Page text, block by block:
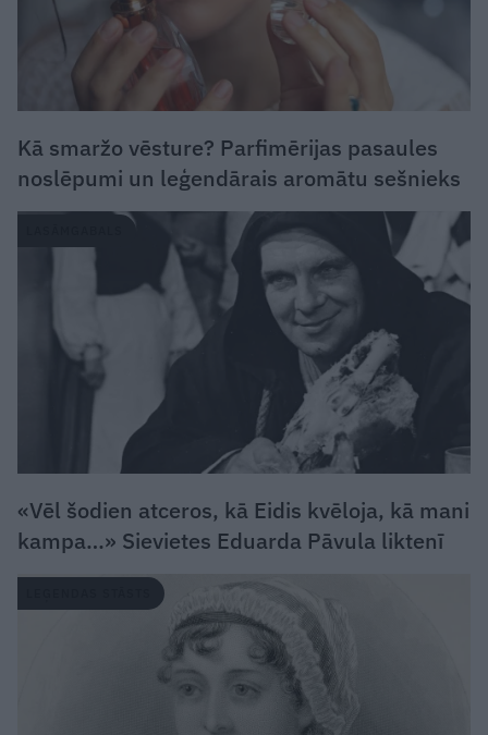
Kā smaržo vēsture? Parfimērijas pasaules
noslēpumi un leģendārais aromātu sešnieks
«Vēl šodien atceros, kā Eidis kvēloja, kā mani
kampa…» Sievietes Eduarda Pāvula liktenī